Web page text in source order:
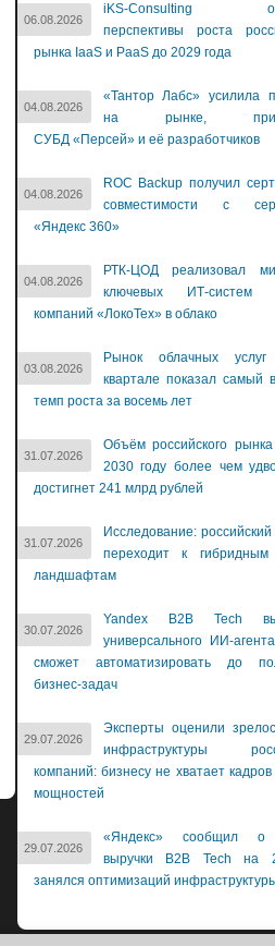
06.08.2026
iKS-Consulting
перспективы роста
рынка IaaS и PaaS до 2029 года
04.08.2026
«Тантор Лабс» усилила
на рынке,
СУБД «Персей» и её разработчиков
04.08.2026
ROC Backup получил
совместимости с
«Яндекс 360»
04.08.2026
РТК-ЦОД реализовал
ключевых ИТ-систем
компаний «ЛокоТех» в облако
03.08.2026
Рынок облачных
квартале показал самый
темп роста за восемь лет
31.07.2026
Объём российского
2030 году более чем
достигнет 241 млрд рублей
31.07.2026
Исследование:
переходит к
ландшафтам
30.07.2026
Yandex B2B Tech
универсального ИИ-
сможет автоматизировать до
бизнес-задач
29.07.2026
Эксперты оценили
инфраструктуры
компаний: бизнесу не хватает
мощностей
29.07.2026
«Яндекс» сообщил о
выручки B2B Tech на
занялся оптимизаций